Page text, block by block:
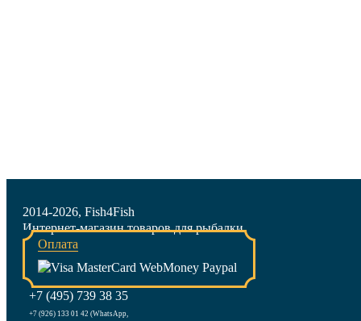
2014-2026, Fish4Fish
Интернет-магазин товаров для рыбалки
Оплата
+7 (495) 739 38 35
+7 (926) 133 01 42 (WhatsApp,